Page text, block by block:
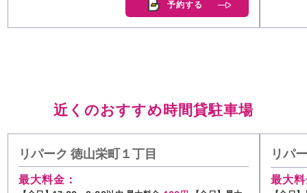
予約する
近くのおすすめ時間貸駐車場
リパーク 徳山栄町１丁目
最大料金：
リパ
最大